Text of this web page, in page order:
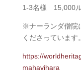
1-3名様 15,000
※ナーランダ僧院
くださっています。
https://
mahavihara